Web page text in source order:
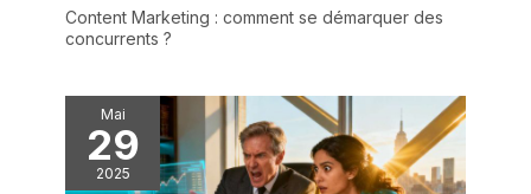
Content Marketing : comment se démarquer des
concurrents ?
Mai
29
2025